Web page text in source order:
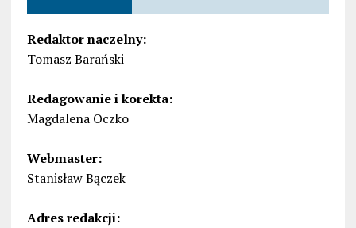
Redaktor naczelny:
Tomasz Barański
Redagowanie i korekta:
Magdalena Oczko
Webmaster:
Stanisław Bączek
Adres redakcji: